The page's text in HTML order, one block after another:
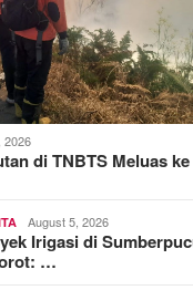
2026
di TNBTS Meluas ke
August 5, 2026
Irigasi di
…